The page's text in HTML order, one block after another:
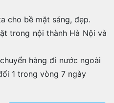
cho bề mặt sáng, đẹp.
trong nội thành Hà Nội và
hàng đi nước ngoài
1 trong vòng 7 ngày